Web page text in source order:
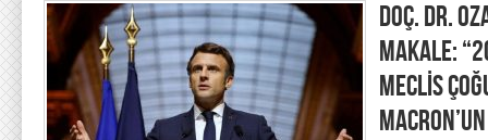
DOÇ. DR.
MAKALE:
MECLİS